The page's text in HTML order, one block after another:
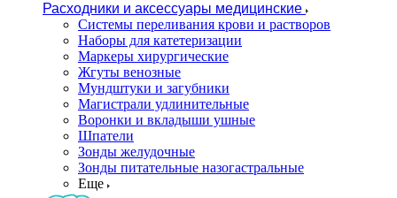
Расходники и аксессуары медицинские
Системы переливания крови и растворов
Наборы для катетеризации
Маркеры хирургические
Жгуты венозные
Мундштуки и загубники
Магистрали удлинительные
Воронки и вкладыши ушные
Шпатели
Зонды желудочные
Зонды питательные назогастральные
Еще